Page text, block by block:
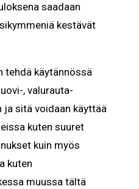
saadaan
kestävät
tehdä käytännössä
, valurauta-
ja sitä voidaan käyttää
kuten suuret
kuin myös
kuten
muussa tältä